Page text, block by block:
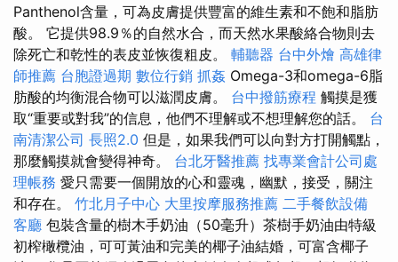
Panthenol含量，可為皮膚提供豐富的維生素和不飽和脂肪
酸。 它提供98.9％的自然水合，而天然水果酸絡合物則去
除死亡和乾性的表皮並恢復粗皮。 輔聽器 台中外燴 高雄律
師推薦 台胞證過期 數位行銷 抓姦 Omega-3和omega-6脂
肪酸的均衡混合物可以滋潤皮膚。 台中撥筋療程 觸摸是獲
取“重要或對我”的信息，他們不理解或不想理解您的話。 台
南清潔公司 長照2.0 但是，如果我們可以向對方打開觸點，
那麼觸摸就會變得神奇。 台北牙醫推薦 找專業會計公司處
理帳務 愛只需要一個開放的心和靈魂，幽默，接受，關注
和存在。 竹北月子中心 大里按摩服務推薦 二手餐飲設備
客廳 包裝含量的樹木手奶油（50毫升）茶樹手奶油由特級
初榨橄欖油，可可黃油和完美的椰子油結婚，可富含椰子